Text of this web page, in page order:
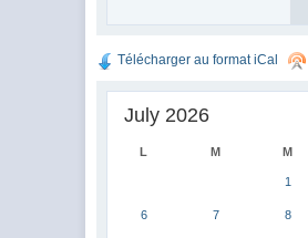
Télécharger au format iCal
July 2026
L M M
1
6 7 8